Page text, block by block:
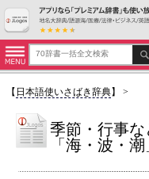
【 日本語使いさばき辞典】 >
季節・行事な
「海・波・潮